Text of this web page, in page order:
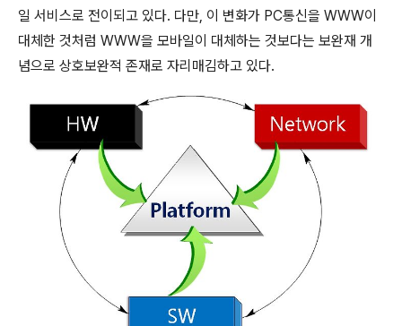
일 서비스로 전이되고 있다. 다만, 이 변화가 PC통신을 WWW이
대체한 것처럼 WWW을 모바일이 대체하는 것보다는 보완재 개
념으로 상호보완적 존재로 자리매김하고 있다.